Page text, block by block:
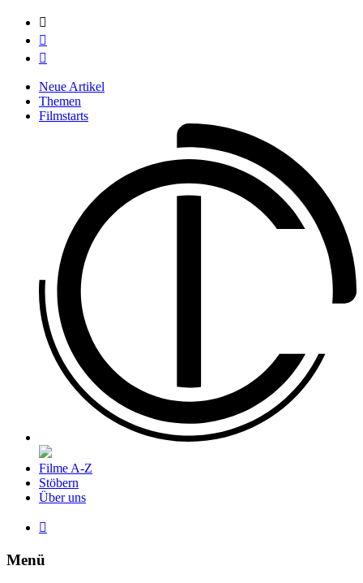



Neue Artikel
Themen
Filmstarts
Filme A-Z
Stöbern
Über uns

Menü